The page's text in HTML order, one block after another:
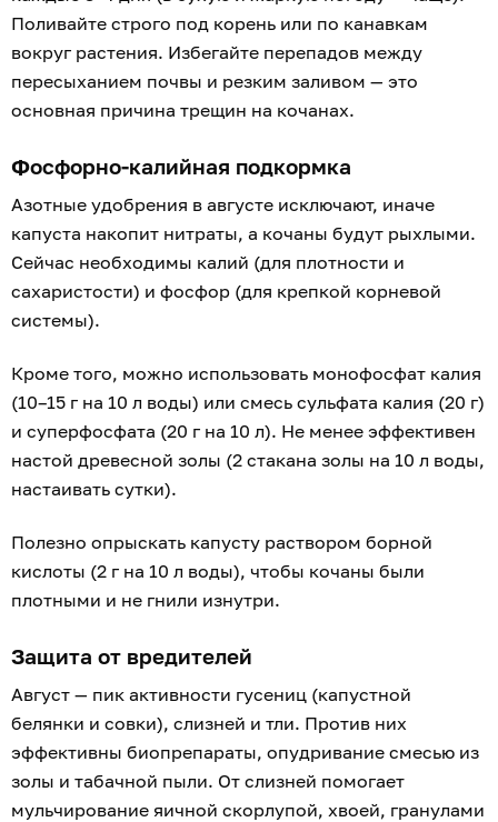
Поливайте строго под корень или по канавкам
вокруг растения. Избегайте перепадов между
пересыханием почвы и резким заливом — это
основная причина трещин на кочанах.
Фосфорно-калийная подкормка
Азотные удобрения в августе исключают, иначе
капуста накопит нитраты, а кочаны будут рыхлыми.
Сейчас необходимы калий (для плотности и
сахаристости) и фосфор (для крепкой корневой
системы).
Кроме того, можно использовать монофосфат калия
(10–15 г на 10 л воды) или смесь сульфата калия (20 г)
и суперфосфата (20 г на 10 л). Не менее эффективен
настой древесной золы (2 стакана золы на 10 л воды,
настаивать сутки).
Полезно опрыскать капусту раствором борной
кислоты (2 г на 10 л воды), чтобы кочаны были
плотными и не гнили изнутри.
Защита от вредителей
Август — пик активности гусениц (капустной
белянки и совки), слизней и тли. Против них
эффективны биопрепараты, опудривание смесью из
золы и табачной пыли. От слизней помогает
мульчирование яичной скорлупой, хвоей, гранулами